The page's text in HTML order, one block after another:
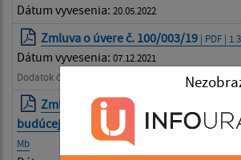
Dátum vyvesenia: 20.05.2022
Zmluva o úvere č. 100/003/19 | PDF |
Dátum vyvesenia: 07.12.2021
Dodatok č. 1
Zmluva č. 170/2021/02 o
budúcej Zmluvy o prevádzkovaní
Mb